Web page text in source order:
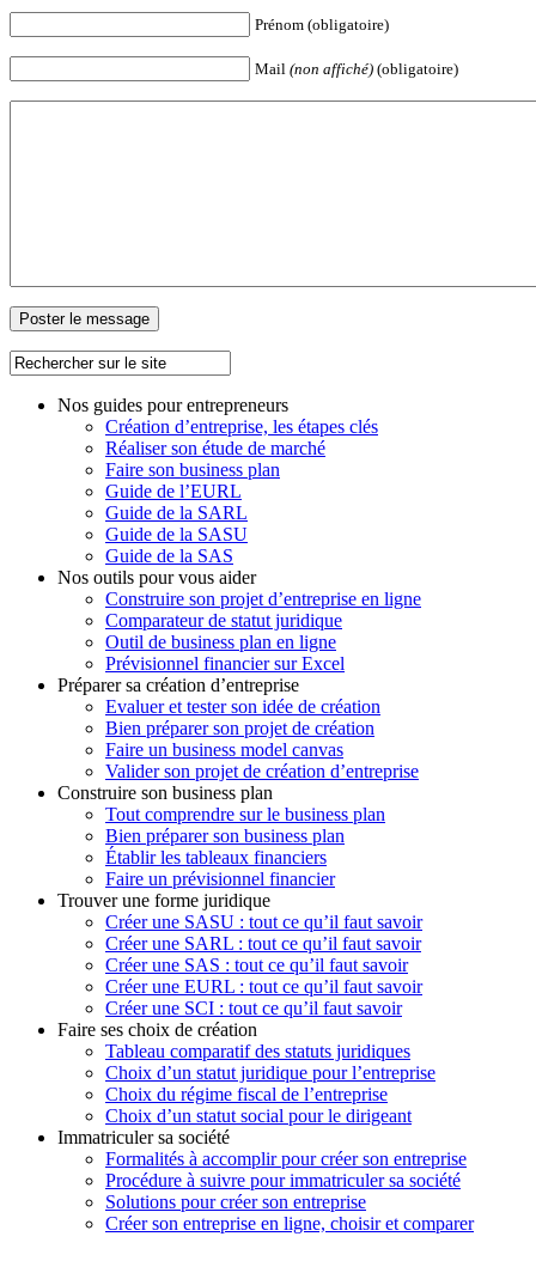
Prénom (obligatoire)
Mail (non affiché) (obligatoire)
Nos guides pour entrepreneurs
Création d’entreprise, les étapes clés
Réaliser son étude de marché
Faire son business plan
Guide de l’EURL
Guide de la SARL
Guide de la SASU
Guide de la SAS
Nos outils pour vous aider
Construire son projet d’entreprise en ligne
Comparateur de statut juridique
Outil de business plan en ligne
Prévisionnel financier sur Excel
Préparer sa création d’entreprise
Evaluer et tester son idée de création
Bien préparer son projet de création
Faire un business model canvas
Valider son projet de création d’entreprise
Construire son business plan
Tout comprendre sur le business plan
Bien préparer son business plan
Établir les tableaux financiers
Faire un prévisionnel financier
Trouver une forme juridique
Créer une SASU : tout ce qu’il faut savoir
Créer une SARL : tout ce qu’il faut savoir
Créer une SAS : tout ce qu’il faut savoir
Créer une EURL : tout ce qu’il faut savoir
Créer une SCI : tout ce qu’il faut savoir
Faire ses choix de création
Tableau comparatif des statuts juridiques
Choix d’un statut juridique pour l’entreprise
Choix du régime fiscal de l’entreprise
Choix d’un statut social pour le dirigeant
Immatriculer sa société
Formalités à accomplir pour créer son entreprise
Procédure à suivre pour immatriculer sa société
Solutions pour créer son entreprise
Créer son entreprise en ligne, choisir et comparer